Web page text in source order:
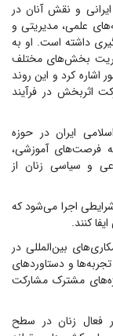
و نقش آنان در
علمی، مدیریتی و
داشته است. او به
بخش‌های مختلف
اشاره کرد و این روند
اثربخش در فرآیند
ایران در حوزه
فرصت‌های آموزشی،
و سیاسی زنان از
اجرا می‌شود که
کنند.
بین‌المللی در
تجربه‌ها و دستاوردهای
مشترک مشارکت
فعال زنان در سطح